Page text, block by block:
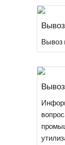
Вывоз